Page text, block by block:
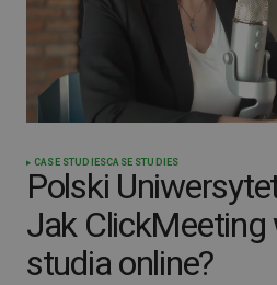
CASE STUDIESCASE STUDIES
Polski
Jak ClickMeeting
studia online?